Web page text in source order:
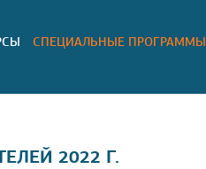
СПЕЦИАЛЬНЫЕ ПРОГРАММЫ
2022 Г.